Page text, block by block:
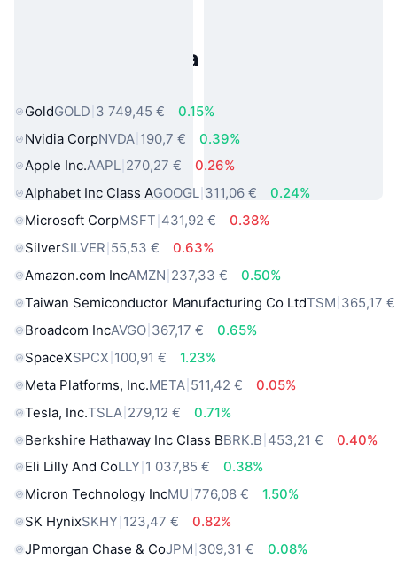
Populárne aktíva z reálneho
GoldGOLD 3 749,45 €
0.15%
Nvidia CorpNVDA 190,7 €
0.39%
Apple Inc.AAPL 270,27 €
0.26%
Alphabet Inc Class AGOOGL 311,06 €
0.24%
Microsoft CorpMSFT 431,92 €
0.38%
SilverSILVER 55,53 €
0.63%
Amazon.com IncAMZN 237,33 €
0.50%
Taiwan Semiconductor Manufacturing Co LtdTSM 365,17 €
Broadcom IncAVGO 367,17 €
0.65%
SpaceXSPCX 100,91 €
1.23%
Meta Platforms, Inc.META 511,42 €
0.05%
Tesla, Inc.TSLA 279,12 €
0.71%
Berkshire Hathaway Inc Class BBRK.B 453,21 €
0.40%
Eli Lilly And CoLLY 1 037,85 €
0.38%
Micron Technology IncMU 776,08 €
1.50%
SK HynixSKHY 123,47 €
0.82%
JPmorgan Chase & CoJPM 309,31 €
0.08%